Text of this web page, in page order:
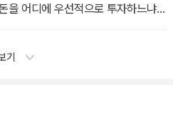
을 어디에 우선적으로 투자하느냐
가고 싶은 것을 발견한 다음 그것을
기